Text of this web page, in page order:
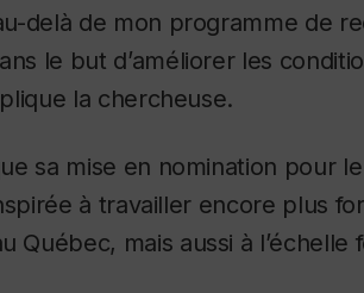
delà de mon programme de
le but d’améliorer les
la chercheuse.
sa mise en nomination pour
à travailler encore plus
Québec, mais aussi à